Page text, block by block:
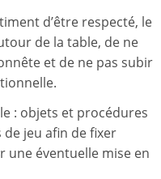
d’être respecté, le
de la table, de ne
et de ne pas subir
: objets et procédures
jeu afin de fixer
une éventuelle mise en